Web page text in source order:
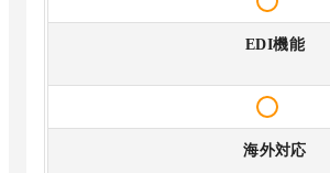
EDI機能
海外対応